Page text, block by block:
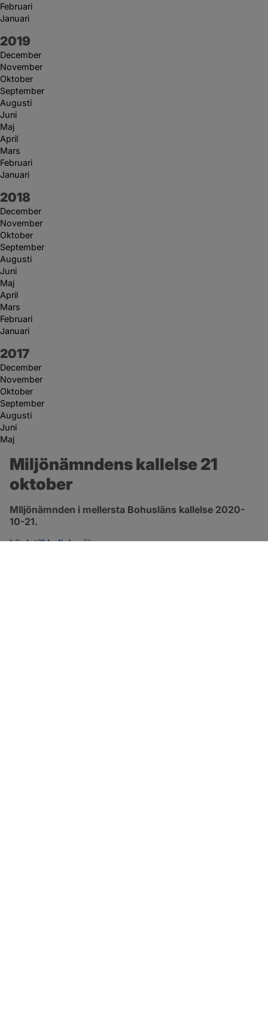
Februari
Januari
År:
2019
December
November
Oktober
September
Augusti
Juni
Maj
April
Mars
Februari
Januari
År:
2018
December
November
Oktober
September
Augusti
Juni
Maj
April
Mars
Februari
Januari
År:
2017
December
November
Oktober
September
Augusti
Juni
Maj
Miljönämndens kallelse 21
oktober
MIljönämnden i mellersta Bohusläns kallelse 2020-
10-21.
Länk till kallelse
pdf, öppnas i nytt fönster.